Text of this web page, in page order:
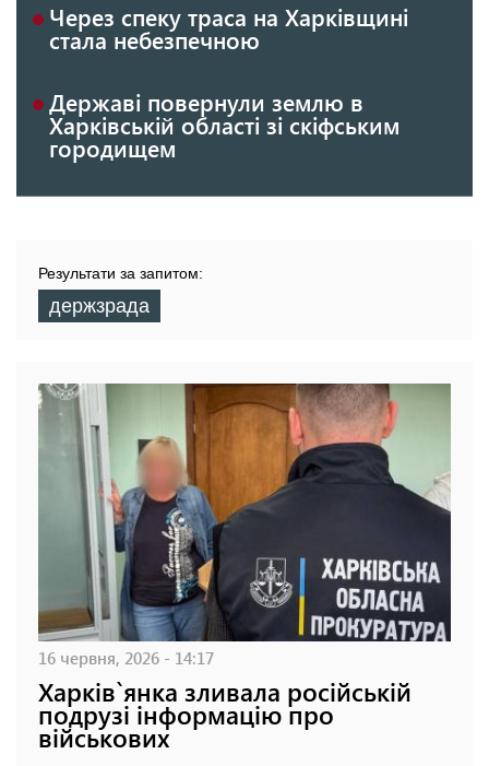
Через спеку траса на Харківщині
стала небезпечною
Державі повернули землю в
Харківській області зі скіфським
городищем
Результати за запитом:
держзрада
16 червня, 2026 - 14:17
Харків`янка зливала російській
подрузі інформацію про
військових